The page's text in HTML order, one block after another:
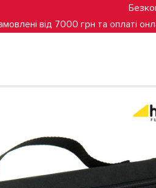
від 7000 грн та оплаті